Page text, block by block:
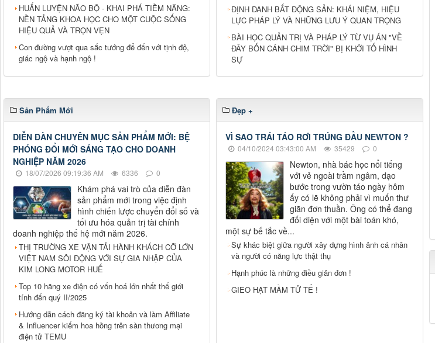
HUẤN LUYỆN NÃO BỘ - KHAI PHÁ TIỀM NĂNG:
NỀN TẢNG KHOA HỌC CHO MỘT CUỘC SỐNG
HIỆU QUẢ VÀ TRỌN VẸN
Con đường vượt qua sắc tướng để đến với tịnh độ,
giác ngộ và hạnh ngộ !
ĐỊNH DANH BẤT ĐỘNG SẢN: KHÁI NIỆM, HIỆU
LỰC PHÁP LÝ VÀ NHỮNG LƯU Ý QUAN TRỌNG
BÀI HỌC QUẢN TRỊ VÀ PHÁP LÝ TỪ VỤ ÁN "VỀ
ĐÂY BỐN CÁNH CHIM TRỜI" BỊ KHỞI TỐ HÌNH
SỰ
Sản Phẩm Mới
DIỄN ĐÀN CHUYÊN MỤC SẢN PHẨM MỚI: BỆ
PHÓNG ĐỔI MỚI SÁNG TẠO CHO DOANH
NGHIỆP NĂM 2026
18/07/2026 09:19:36 AM 6336 0
Khám phá vai trò của diễn đàn
sản phẩm mới trong việc định
hình chiến lược chuyển đổi số và
tối ưu hóa quản trị tài chính
doanh nghiệp thế hệ mới năm 2026.
THỊ TRƯỜNG XE VẬN TẢI HÀNH KHÁCH CỠ LỚN
VIỆT NAM SÔI ĐỘNG VỚI SỰ GIA NHẬP CỦA
KIM LONG MOTOR HUẾ
Top 10 hãng xe điện có vốn hoá lớn nhất thế giới
tính đến quý II/2025
Hướng dẫn cách đăng ký tài khoản và làm Affiliate
& Influencer kiếm hoa hồng trên sàn thương mại
điện tử TEMU
Đẹp +
VÌ SAO TRÁI TÁO RƠI TRÚNG ĐẦU NEWTON ?
04/10/2024 03:43:00 AM 35429 0
Newton, nhà bác học nổi tiếng
với vẻ ngoài trầm ngâm, dạo
bước trong vườn táo ngày hôm
ấy có lẽ không phải vì muốn thư
giãn đơn thuần. Ông có thể đang
đối diện với một bài toán khó,
một sự bế tắc về...
Sự khác biệt giữa người xây dựng hình ảnh cá nhân
và người có năng lực thật thụ
Hạnh phúc là những điều giản đơn !
GIEO HẠT MẦM TỬ TẾ !